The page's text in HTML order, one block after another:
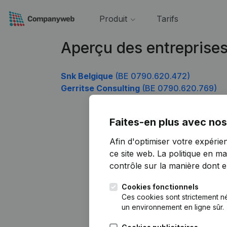
Produit Tarifs
Aperçu des
Snk Belgique (BE 0790.620.472)
Gerritse Consulting (BE 0790.620.769)
Faites-en plus avec
Afin d'optimiser votre
ce site web. La politique en
contrôle sur la manière dont
Cookies fonctionnels
Ces cookies sont strictement
un environnement en ligne sûr.